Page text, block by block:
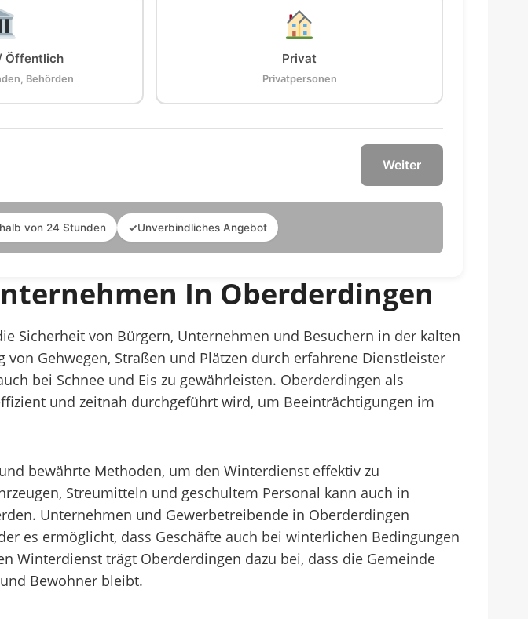
Öffentlich
Behörden
Privat
Privatpersonen
Weiter
von 24 Stunden ✓Unverbindliches Angebot
In Oberderdingen
Sicherheit von Bürgern, Unternehmen und Besuchern in der kalten
Gehwegen, Straßen und Plätzen durch erfahrene Dienstleister
bei Schnee und Eis zu gewährleisten. Oberderdingen als
und zeitnah durchgeführt wird, um Beeinträchtigungen im
bewährte Methoden, um den Winterdienst effektiv zu
Streumitteln und geschultem Personal kann auch in
Unternehmen und Gewerbetreibende in Oberderdingen
es ermöglicht, dass Geschäfte auch bei winterlichen Bedingungen
Winterdienst trägt Oberderdingen dazu bei, dass die Gemeinde
Bewohner bleibt.